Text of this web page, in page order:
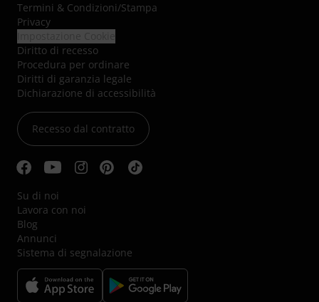
Termini & Condizioni/Stampa
Privacy
Diritto di recesso
Procedura per ordinare
Diritti di garanzia legale
Dichiarazione di accessibilità
Recesso dal contratto
Su di noi
Lavora con noi
Blog
Annunci
Sistema di segnalazione